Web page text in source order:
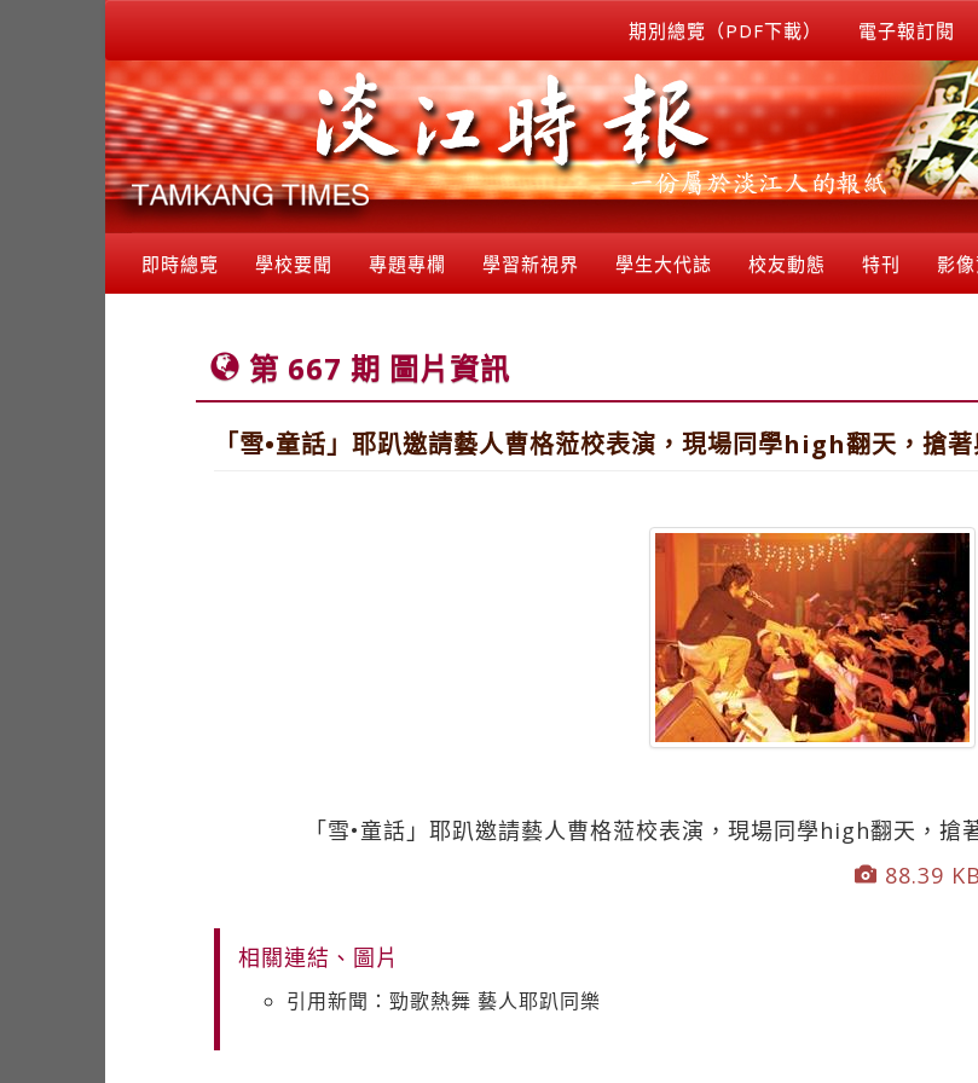
期別總覽（PDF下載） 電子報訂閱
即時總覽 學校要聞 專題專欄 學習新視界 學生大代誌 校友動態 特刊 影
第 667 期 圖片資訊
「雪•童話」耶趴邀請藝人曹格蒞校表演，現場同學high翻天，搶
「雪•童話」耶趴邀請藝人曹格蒞校表演，現場同學high翻天，搶
88.39
相關連結、圖片
引用新聞：勁歌熱舞 藝人耶趴同樂